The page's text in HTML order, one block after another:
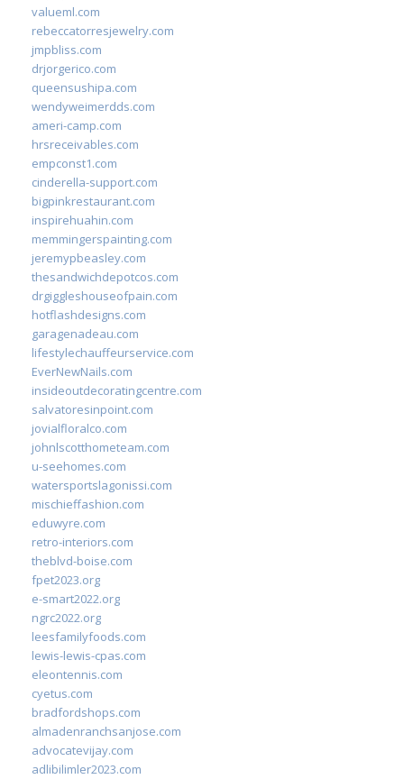
valueml.com
rebeccatorresjewelry.com
jmpbliss.com
drjorgerico.com
queensushipa.com
wendyweimerdds.com
ameri-camp.com
hrsreceivables.com
empconst1.com
cinderella-support.com
bigpinkrestaurant.com
inspirehuahin.com
memmingerspainting.com
jeremypbeasley.com
thesandwichdepotcos.com
drgiggleshouseofpain.com
hotflashdesigns.com
garagenadeau.com
lifestylechauffeurservice.com
EverNewNails.com
insideoutdecoratingcentre.com
salvatoresinpoint.com
jovialfloralco.com
johnlscotthometeam.com
u-seehomes.com
watersportslagonissi.com
mischieffashion.com
eduwyre.com
retro-interiors.com
theblvd-boise.com
fpet2023.org
e-smart2022.org
ngrc2022.org
leesfamilyfoods.com
lewis-lewis-cpas.com
eleontennis.com
cyetus.com
bradfordshops.com
almadenranchsanjose.com
advocatevijay.com
adlibilimler2023.com